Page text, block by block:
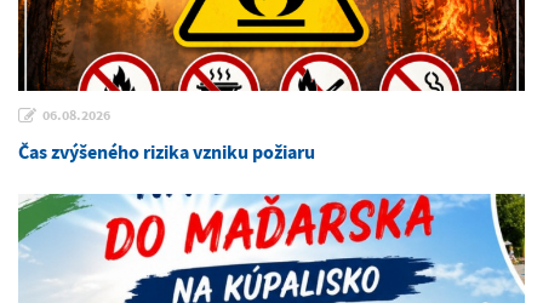
06.08.2026
Čas zvýšeného rizika vzniku požiaru